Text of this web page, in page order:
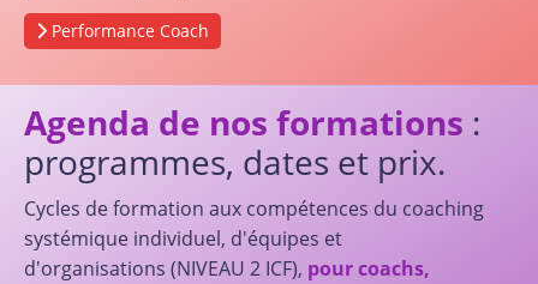
Performance Coach
Agenda de nos formations :
programmes, dates et prix.
Cycles de formation aux compétences du coaching
systémique individuel, d'équipes et
d'organisations (NIVEAU 2 ICF), pour coachs,